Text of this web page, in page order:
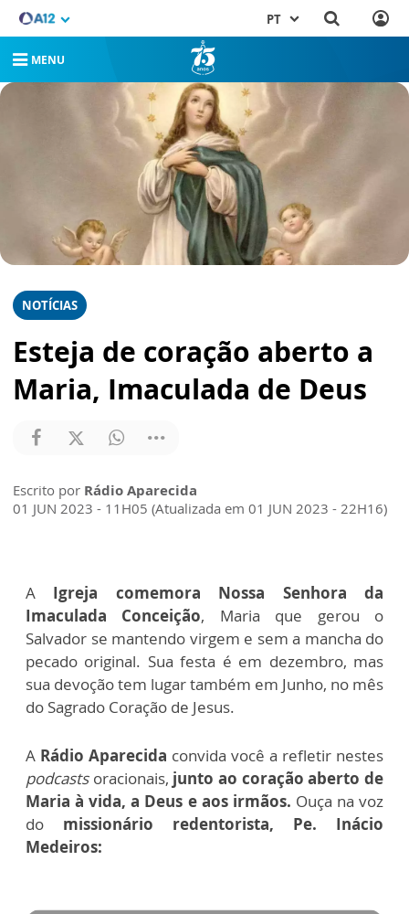
PT
MENU
NOTÍCIAS
Esteja de coração aberto a
Maria, Imaculada de Deus
Escrito por Rádio Aparecida
01 JUN 2023 - 11H05 (Atualizada em 01 JUN 2023 - 22H16)
A Igreja comemora Nossa Senhora da
Imaculada Conceição, Maria que gerou o
Salvador se mantendo virgem e sem a mancha do
pecado original. Sua festa é em dezembro, mas
sua devoção tem lugar também em Junho, no mês
do Sagrado Coração de Jesus.
A Rádio Aparecida convida você a refletir nestes
podcasts oracionais, junto ao coração aberto de
Maria à vida, a Deus e aos irmãos. Ouça na voz
do missionário redentorista, Pe. Inácio
Medeiros: